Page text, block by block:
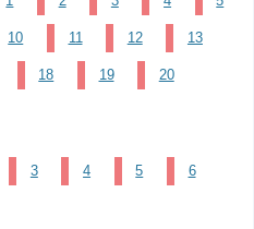
10 11 12 13
18 19 20
3 4 5 6